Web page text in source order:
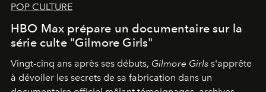
POP CULTURE
HBO Max prépare un documentaire sur la
série culte "Gilmore Girls"
Vingt-cinq ans après ses débuts, Gilmore Girls s'apprête
à dévoiler les secrets de sa fabrication dans un